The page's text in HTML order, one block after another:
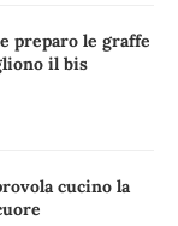
preparo le graffe
il bis
cucino la